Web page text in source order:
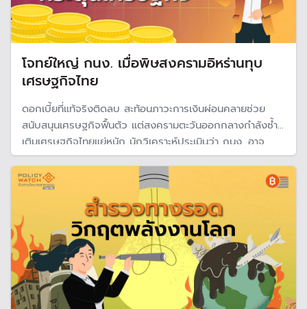
โจทย์ใหญ่ กนง. เมื่อพิษสงครามอิหร่านทุบ
เศรษฐกิจไทย
ดอกเบี้ยที่แท้จริงติดลบ สะท้อนภาวะการเงินผ่อนคลายช่วย
สนับสนุนเศรษฐกิจฟื้นตัว แต่สงครามตะวันออกกลางกำลังซ้ำ
เติมเศรษฐกิจไทยแย่หนัก นักวิเคราะห์ประเมินว่า กนง. อาจ
จำเป็นต้องลดอัตราดอกเบี้ยนโยบายเพิ่มอีก 1 ครั้ง แม้ราคา
น้ำมันปรับสูงขึ้นเร่งเงินเฟ้อทะยานแรง